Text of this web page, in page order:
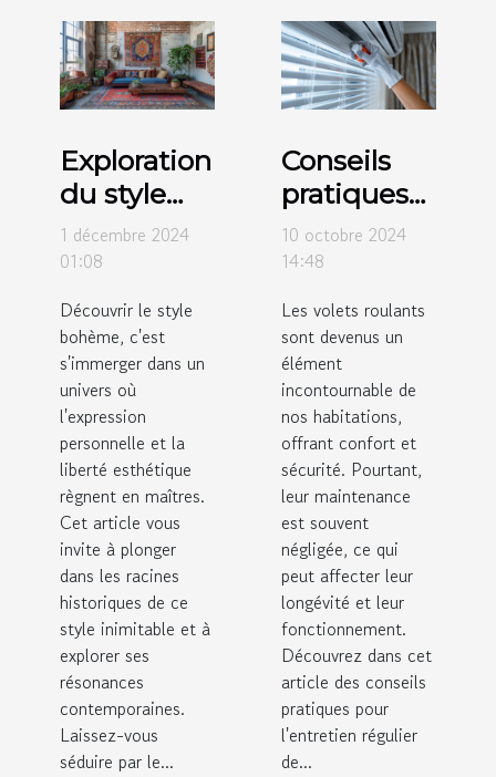
Exploration
du style
bohème :
origines et
modernes
1 décembre 2024
01:08
Découvrir le style
bohème, c'est
s'immerger dans un
univers où
l'expression
personnelle et la
liberté esthétique
règnent en maîtres.
Cet article vous
invite à plonger
dans les racines
historiques de ce
style inimitable et à
explorer ses
résonances
contemporaines.
Laissez-vous
séduire par le...
Conseils
pratiques
pour
l'entretien
des volets
roulants
10 octobre 2024
14:48
Les volets roulants
sont devenus un
élément
incontournable de
nos habitations,
offrant confort et
sécurité. Pourtant,
leur maintenance
est souvent
négligée, ce qui
peut affecter leur
longévité et leur
fonctionnement.
Découvrez dans cet
article des conseils
pratiques pour
l'entretien régulier
de...